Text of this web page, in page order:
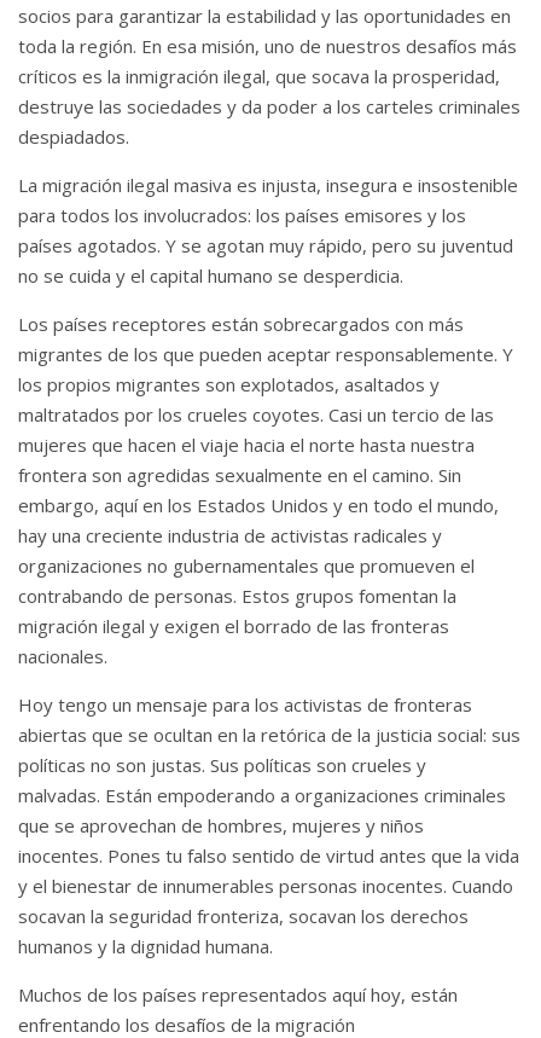
socios para garantizar la estabilidad y las oportunidades en
toda la región. En esa misión, uno de nuestros desafíos más
críticos es la inmigración ilegal, que socava la prosperidad,
destruye las sociedades y da poder a los carteles criminales
despiadados.
La migración ilegal masiva es injusta, insegura e insostenible
para todos los involucrados: los países emisores y los
países agotados. Y se agotan muy rápido, pero su juventud
no se cuida y el capital humano se desperdicia.
Los países receptores están sobrecargados con más
migrantes de los que pueden aceptar responsablemente. Y
los propios migrantes son explotados, asaltados y
maltratados por los crueles coyotes. Casi un tercio de las
mujeres que hacen el viaje hacia el norte hasta nuestra
frontera son agredidas sexualmente en el camino. Sin
embargo, aquí en los Estados Unidos y en todo el mundo,
hay una creciente industria de activistas radicales y
organizaciones no gubernamentales que promueven el
contrabando de personas. Estos grupos fomentan la
migración ilegal y exigen el borrado de las fronteras
nacionales.
Hoy tengo un mensaje para los activistas de fronteras
abiertas que se ocultan en la retórica de la justicia social: sus
políticas no son justas. Sus políticas son crueles y
malvadas. Están empoderando a organizaciones criminales
que se aprovechan de hombres, mujeres y niños
inocentes. Pones tu falso sentido de virtud antes que la vida
y el bienestar de innumerables personas inocentes. Cuando
socavan la seguridad fronteriza, socavan los derechos
humanos y la dignidad humana.
Muchos de los países representados aquí hoy, están
enfrentando los desafíos de la migración